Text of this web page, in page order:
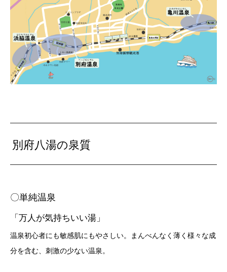
別府八湯の泉質
〇単純温泉
「万人が気持ちいい湯」
温泉初心者にも敏感肌にもやさしい。まんべんなく薄く様々な成
分を含む、刺激の少ない温泉。